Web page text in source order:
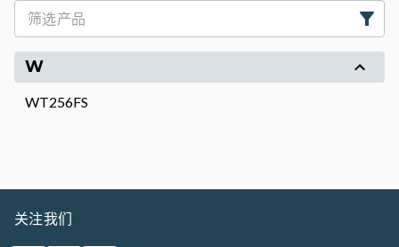
W
WT256FS
关注我们